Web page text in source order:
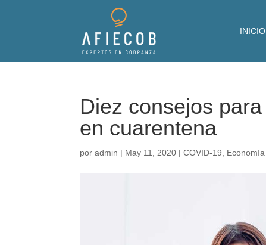
INICIO
Diez consejos
en cuarentena
poradmin | May 11, 2020 |COVID-19 Economía